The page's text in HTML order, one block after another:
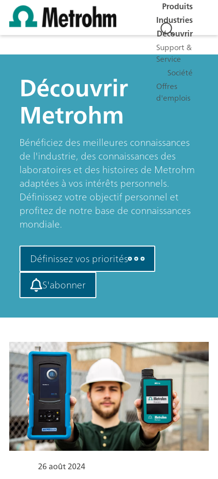
Produits
Industries
Découvrir
Support &
Service
Société
Offres
d'emplois
Découvrir
Metrohm
Bénéficiez des meilleures connaissances
de l'industrie, des connaissances des
laboratoires et des histoires de Metrohm
adaptées à vos intérêts personnels.
Définissez votre objectif personnel et
profitez de notre base de connaissances
mondiale.
Définissez vos priorités
S'abonner
26 août 2024